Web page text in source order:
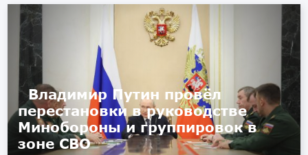
Владимир Путин провёл
перестановки в руководстве
Минобороны и группировок в
зоне СВО